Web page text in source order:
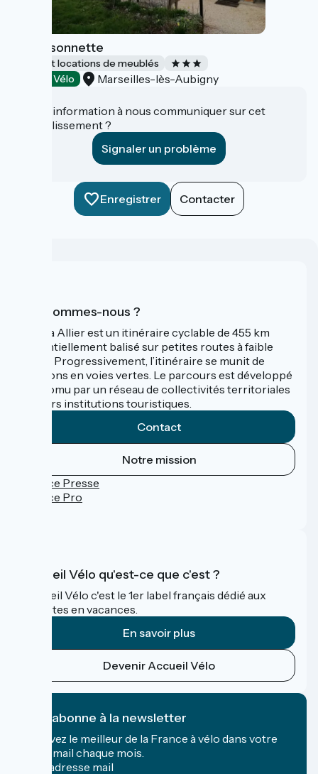
La Maisonnette
Gîtes et locations de meublés
Accueil Vélo
Marseilles-lès-Aubigny
Une information à nous communiquer sur cet
établissement ?
Signaler un problème
Enregistrer Contacter
Qui sommes-nous ?
La Via Allier est un itinéraire cyclable de 455 km
essentiellement balisé sur petites routes à faible
trafic. Progressivement, l’itinéraire se munit de
sections en voies vertes. Le parcours est développé
et promu par un réseau de collectivités territoriales
et leurs institutions touristiques.
Contact
Notre mission
Espace Presse
Espace Pro
Accueil Vélo qu'est-ce que c'est ?
Accueil Vélo c'est le 1er label français dédié aux
cyclistes en vacances.
En savoir plus
Devenir Accueil Vélo
Je m'abonne à la newsletter
Recevez le meilleur de la France à vélo dans votre
boîte mail chaque mois.
Mon adresse mail